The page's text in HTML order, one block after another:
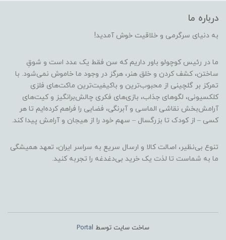
درباره ما
به دنیای سرگرمی و خلاقیت خوش آمدید!
ما در رئیس کوچولو باور داریم که سن فقط یک عدد است و شوقِ
ساختن، کشف کردن و خلق هنر، هرگز در وجود ما خاموش نمی‌شود. با
تمرکز بر گلچینی از محبوب‌ترین و باکیفیت‌ترین ماکت‌های فلزی
کلکسیونی، لگوهای جذاب، بازی‌های فکری چالش‌برانگیز و کیت‌های
آرامش‌بخش نقاشی الماسی و آبرنگی، فضایی را فراهم کرده‌ایم تا هر
کسی – از کودک تا بزرگسال – سهم خود را از هیجان و آرامش پیدا کند.
تنوع بی‌نظیر، اصالت کالا و ارسال سریع به سراسر ایران، تعهد همیشگی
ما به شماست تا لذت یک خرید بی‌دغدغه را تجربه کنید.
ساخت سایت توسط Portal